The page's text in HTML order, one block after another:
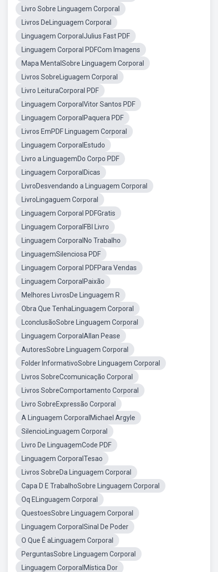
Livro Sobre Linguagem Corporal
Livros DeLinguagem Corporal
Linguagem CorporalJulius Fast PDF
Linguagem Corporal PDFCom Imagens
Mapa MentalSobre Linguagem Corporal
Livros SobreLiguagem Corporal
Livro LeituraCorporal PDF
Linguagem CorporalVitor Santos PDF
Linguagem CorporalPaquera PDF
Livros EmPDF Linguagem Corporal
Linguagem CorporalEstudo
Livro a LinguagemDo Corpo PDF
Linguagem CorporalDicas
LivroDesvendando a Linguagem Corporal
LivroLingaguem Corporal
Linguagem Corporal PDFGratis
Linguagem CorporalFBI Livro
Linguagem CorporalNo Trabalho
LinguagemSilenciosa PDF
Linguagem Corporal PDFPara Vendas
Linguagem CorporalPaixão
Melhores LivrosDe Linguagem R
Obra Que TenhaLinguagem Corporal
LconclusãoSobre Linguagem Corporal
Linguagem CorporalAllan Pease
AutoresSobre Linguagem Corporal
Folder InformativoSobre Linguagem Corporal
Livros SobreCcomunicação Corporal
Livros SobreComportamento Corporal
Livro SobreExpressão Corporal
A Linguagem CorporalMichael Argyle
SilencioLinguagem Corporal
Livro De LinguagemCode PDF
Linguagem CorporalTesao
Livros SobreDa Linguagem Corporal
Capa D E TrabalhoSobre Linguagem Corporal
Oq ELinguagem Corporal
QuestoesSobre Linguagem Corporal
Linguagem CorporalSinal De Poder
O Que É aLinguagem Corporal
PerguntasSobre Linguagem Corporal
Linguagem CorporalMística Dor